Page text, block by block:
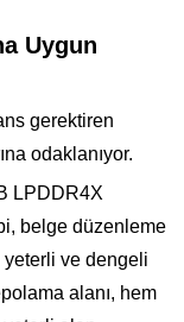
Uygun
gerektiren
odaklanıyor.
LPDDR4X
belge düzenleme
ve dengeli
alanı, hem